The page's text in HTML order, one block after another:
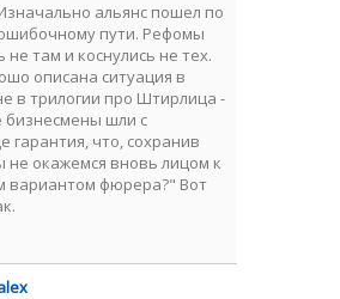
альянс пошел по
пути. Рефомы
не там и коснулись не тех.
описана ситуация в
в трилогии про Штирлица -
бизнесмены шли с
гарантия, что, сохранив
не окажемся вновь лицом к
вариантом фюрера?" Вот